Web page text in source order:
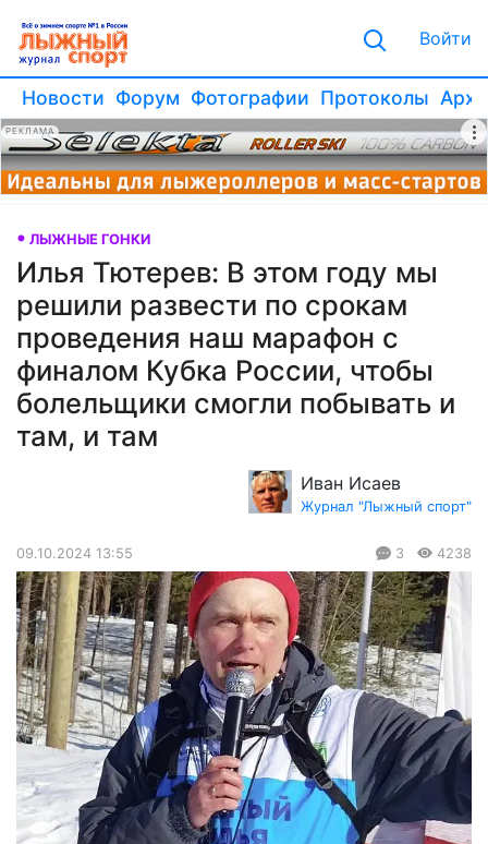
Войти
Новости Форум Фотографии Протоколы
РЕКЛАМА
ЛЫЖНЫЕ ГОНКИ
Илья Тютерев: В этом году мы
решили развести по срокам
проведения наш марафон с
финалом Кубка России, чтобы
болельщики смогли побывать и
там, и там
Иван Исаев
Журнал "Лыжный спорт"
09.10.2024 13:55 3 4238